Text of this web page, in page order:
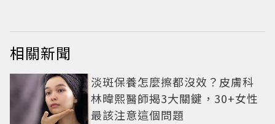
相關新聞
淡斑保養怎麼擦都沒效？皮膚科
林暐熙醫師揭3大關鍵，30+女性
最該注意這個問題